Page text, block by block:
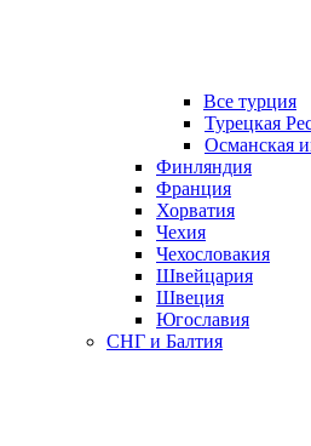
Все турция
Турецкая
Османская
Финляндия
Франция
Хорватия
Чехия
Чехословакия
Швейцария
Швеция
Югославия
СНГ и Балтия